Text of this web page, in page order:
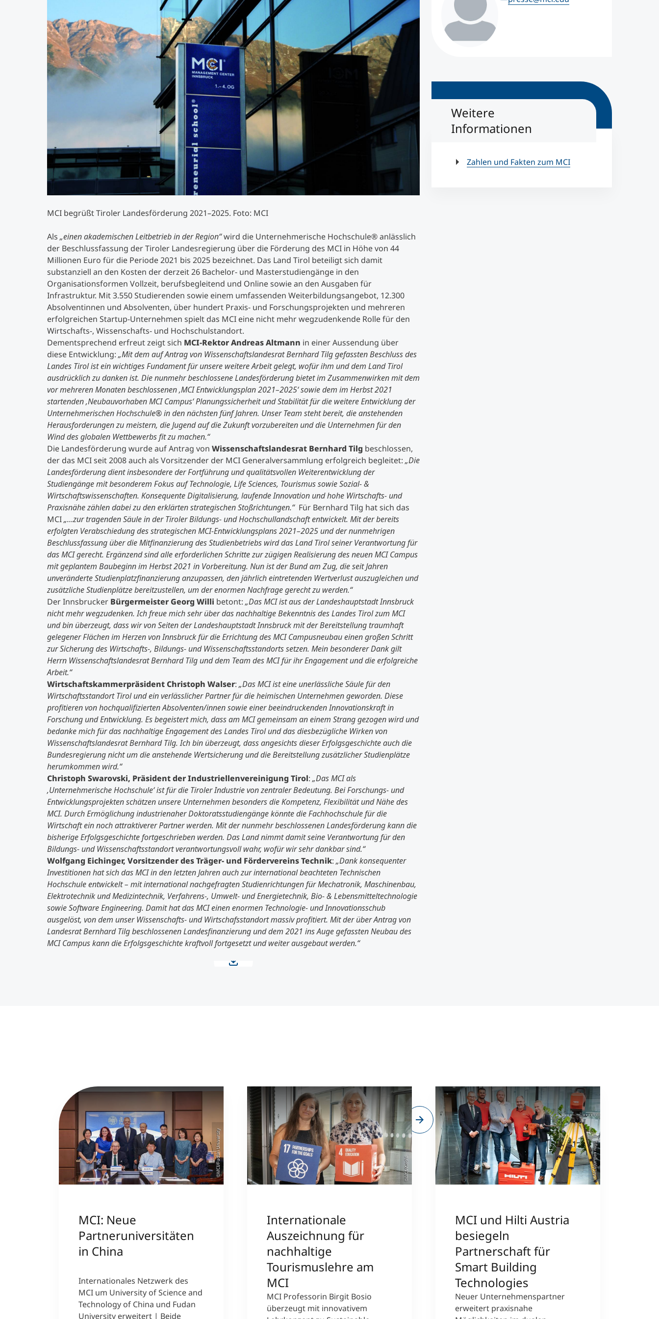
Studienberatung
Executive Education Finder
MCI begrüßt Tiroler Landesförderung 2021–2025. Foto: MCI
Als „einen akademischen Leitbetrieb in der Region“wird die Unternehmerische Hochschule® anlässlich
der Beschlussfassung der Tiroler Landesregierung über die Förderung des MCI in Höhe von 44
Millionen Euro für die Periode 2021 bis 2025 bezeichnet. Das Land Tirol beteiligt sich damit
substanziell an den Kosten der derzeit 26 Bachelor- und Masterstudiengänge in den
Organisationsformen Vollzeit, berufsbegleitend und Online sowie an den Ausgaben für
Infrastruktur. Mit 3.550 Studierenden sowie einem umfassenden Weiterbildungsangebot, 12.300
Absolventinnen und Absolventen, über hundert Praxis- und Forschungsprojekten und mehreren
erfolgreichen Startup-Unternehmen spielt das MCI eine nicht mehr wegzudenkende Rolle für den
Wirtschafts-, Wissenschafts- und Hochschulstandort.
Dementsprechend erfreut zeigt sich MCI-Rektor Andreas Altmann in einer Aussendung über
diese Entwicklung: „Mit dem auf Antrag von Wissenschaftslandesrat Bernhard Tilg gefassten Beschluss des
Landes Tirol ist ein wichtiges Fundament für unsere weitere Arbeit gelegt, wofür ihm und dem Land Tirol
ausdrücklich zu danken ist. Die nunmehr beschlossene Landesförderung bietet im Zusammenwirken mit dem
vor mehreren Monaten beschlossenen ‚MCI Entwicklungsplan 2021–2025‘ sowie dem im Herbst 2021
startenden ‚Neubauvorhaben MCI Campus‘ Planungssicherheit und Stabilität für die weitere Entwicklung der
Unternehmerischen Hochschule® in den nächsten fünf Jahren. Unser Team steht bereit, die anstehenden
Herausforderungen zu meistern, die Jugend auf die Zukunft vorzubereiten und die Unternehmen für den
Wind des globalen Wettbewerbs fit zu machen.“
Die Landesförderung wurde auf Antrag von Wissenschaftslandesrat Bernhard Tilg beschlossen,
der das MCI seit 2008 auch als Vorsitzender der MCI Generalversammlung erfolgreich begleitet: „Die
Landesförderung dient insbesondere der Fortführung und qualitätsvollen Weiterentwicklung der
Studiengänge mit besonderem Fokus auf Technologie, Life Sciences, Tourismus sowie Sozial- &
Wirtschaftswissenschaften. Konsequente Digitalisierung, laufende Innovation und hohe Wirtschafts- und
Praxisnähe zählen dabei zu den erklärten strategischen Stoßrichtungen.“Für Bernhard Tilg hat sich das
MCI„…zur tragenden Säule in der Tiroler Bildungs- und Hochschullandschaft entwickelt. Mit der bereits
erfolgten Verabschiedung des strategischen MCI-Entwicklungsplans 2021–2025 und der nunmehrigen
Beschlussfassung über die Mitfinanzierung des Studienbetriebs wird das Land Tirol seiner Verantwortung für
das MCI gerecht. Ergänzend sind alle erforderlichen Schritte zur zügigen Realisierung des neuen MCI Campus
mit geplantem Baubeginn im Herbst 2021 in Vorbereitung. Nun ist der Bund am Zug, die seit Jahren
unveränderte Studienplatzfinanzierung anzupassen, den jährlich eintretenden Wertverlust auszugleichen und
zusätzliche Studienplätze bereitzustellen, um der enormen Nachfrage gerecht zu werden.“
Der Innsbrucker Bürgermeister Georg Willi betont: „Das MCI ist aus der Landeshauptstadt Innsbruck
nicht mehr wegzudenken. Ich freue mich sehr über das nachhaltige Bekenntnis des Landes Tirol zum MCI
und bin überzeugt, dass wir von Seiten der Landeshauptstadt Innsbruck mit der Bereitstellung traumhaft
gelegener Flächen im Herzen von Innsbruck für die Errichtung des MCI Campusneubau einen großen Schritt
zur Sicherung des Wirtschafts-, Bildungs- und Wissenschaftsstandorts setzen. Mein besonderer Dank gilt
Herrn Wissenschaftslandesrat Bernhard Tilg und dem Team des MCI für ihr Engagement und die erfolgreiche
Arbeit.“
Wirtschaftskammerpräsident Christoph Walser: „Das MCI ist eine unerlässliche Säule für den
Wirtschaftsstandort Tirol und ein verlässlicher Partner für die heimischen Unternehmen geworden. Diese
profitieren von hochqualifizierten Absolventen/innen sowie einer beeindruckenden Innovationskraft in
Forschung und Entwicklung. Es begeistert mich, dass am MCI gemeinsam an einem Strang gezogen wird und
bedanke mich für das nachhaltige Engagement des Landes Tirol und das diesbezügliche Wirken von
Wissenschaftslandesrat Bernhard Tilg. Ich bin überzeugt, dass angesichts dieser Erfolgsgeschichte auch die
Bundesregierung nicht um die anstehende Wertsicherung und die Bereitstellung zusätzlicher Studienplätze
herumkommen wird.“
Christoph Swarovski, Präsident der Industriellenvereinigung Tirol: „Das MCI als
‚Unternehmerische Hochschule‘ ist für die Tiroler Industrie von zentraler Bedeutung. BeiForschungs- und
Entwicklungsprojekten schätzen unsere Unternehmen besonders die Kompetenz, Flexibilität und Nähe des
MCI. Durch Ermöglichung industrienaher Doktoratsstudiengänge könnte die Fachhochschule für die
Wirtschaft ein noch attraktiverer Partner werden. Mit der nunmehr beschlossenen Landesförderung kann die
bisherige Erfolgsgeschichte fortgeschrieben werden. Das Land nimmt damit seine Verantwortung für den
Bildungs- und Wissenschaftsstandort verantwortungsvoll wahr, wofür wir sehr dankbar sind.“
Wolfgang Eichinger, Vorsitzender des Träger- und Fördervereins Technik: „Dank konsequenter
Investitionen hat sich das MCI in den letzten Jahren auch zur international beachteten Technischen
Hochschule entwickelt – mit international nachgefragten Studienrichtungen für Mechatronik, Maschinenbau,
Elektrotechnik und Medizintechnik, Verfahrens-, Umwelt- und Energietechnik, Bio- & Lebensmitteltechnologie
sowie Software Engineering. Damit hat das MCI einen enormen Technologie- und Innovationsschub
ausgelöst, von dem unser Wissenschafts- und Wirtschafsstandort massiv profitiert. Mit der über Antrag von
Landesrat Bernhard Tilg beschlossenen Landesfinanzierung und dem 2021 ins Auge gefassten Neubau des
MCI Campus kann die Erfolgsgeschichte kraftvoll fortgesetzt und weiter ausgebaut werden.“
Weitere
Informationen
Zahlen und Fakten zum MCI
©MCI/Fudan University
MCI: Neue
Partneruniversitäten
in China
Internationales Netzwerk des
MCI um University of Science and
Technology of China und Fudan
University erweitert | Beide
©MCI/Kiechl
Internationale
Auszeichnung für
nachhaltige
Tourismuslehre am
MCI
MCI Professorin Birgit Bosio
überzeugt mit innovativem
©MCI/Jürgen Nigg
MCI und Hilti Austria
besiegeln
Partnerschaft für
Smart Building
Technologies
Neuer Unternehmenspartner
erweitert praxisnahe